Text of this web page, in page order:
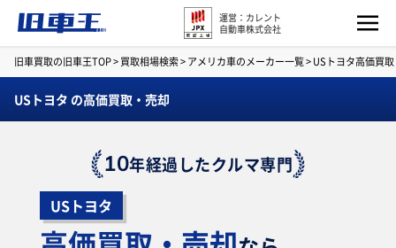
運営：カレント
自動車株式会社
旧車買取の旧車王TOP>買取相場検索>アメリカ車のメーカー一覧>USトヨタ高価買
USトヨタ の高価買取・売却
10年経過したクルマ専門
USトヨタ